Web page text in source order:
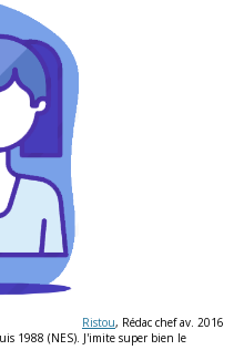
Ristou, Rédac chef av. 2016
1988 (NES). J'imite super bien le